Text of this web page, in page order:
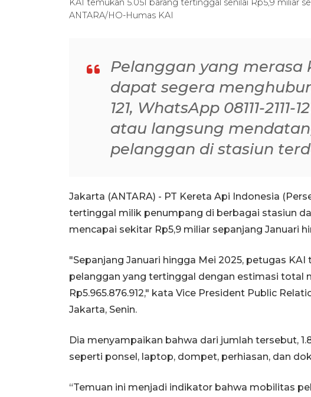
KAI temukan 5.051 barang tertinggal senilai Rp5,9 miliar
ANTARA/HO-Humas KAI
Pelanggan yang merasa
dapat segera
121, WhatsApp 08111-2111-
atau langsung
pelanggan di stasiun
Jakarta (ANTARA) - PT Kereta Api Indonesia
tertinggal milik penumpang di berbagai stasiun
mencapai sekitar Rp5,9 miliar sepanjang Januari
"Sepanjang Januari hingga Mei 2025, petugas KAI
pelanggan yang tertinggal dengan estimasi total
Rp5.965.876.912," kata Vice President Public
Jakarta, Senin.
Dia menyampaikan bahwa dari jumlah tersebut,
seperti ponsel, laptop, dompet, perhiasan, dan
“Temuan ini menjadi indikator bahwa mobilitas